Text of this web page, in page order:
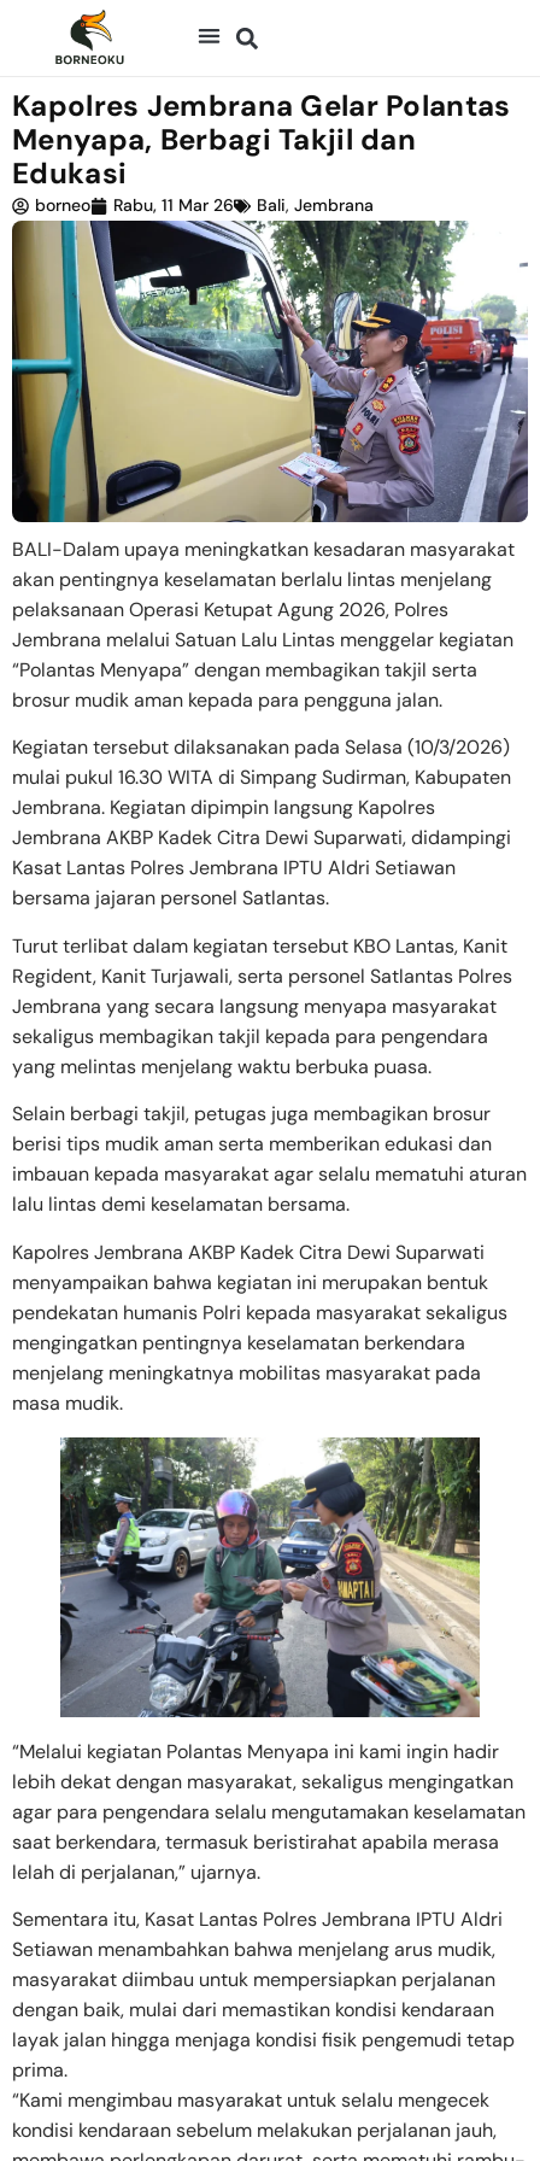
Kapolres Jembrana Gelar Polantas
Menyapa, Berbagi Takjil dan
Edukasi
borneo Rabu, 11 Mar 26 Bali, Jembrana
BALI-Dalam upaya meningkatkan kesadaran masyarakat
akan pentingnya keselamatan berlalu lintas menjelang
pelaksanaan Operasi Ketupat Agung 2026, Polres
Jembrana melalui Satuan Lalu Lintas menggelar kegiatan
“Polantas Menyapa” dengan membagikan takjil serta
brosur mudik aman kepada para pengguna jalan.
Kegiatan tersebut dilaksanakan pada Selasa (10/3/2026)
mulai pukul 16.30 WITA di Simpang Sudirman, Kabupaten
Jembrana. Kegiatan dipimpin langsung Kapolres
Jembrana AKBP Kadek Citra Dewi Suparwati, didampingi
Kasat Lantas Polres Jembrana IPTU Aldri Setiawan
bersama jajaran personel Satlantas.
Turut terlibat dalam kegiatan tersebut KBO Lantas, Kanit
Regident, Kanit Turjawali, serta personel Satlantas Polres
Jembrana yang secara langsung menyapa masyarakat
sekaligus membagikan takjil kepada para pengendara
yang melintas menjelang waktu berbuka puasa.
Selain berbagi takjil, petugas juga membagikan brosur
berisi tips mudik aman serta memberikan edukasi dan
imbauan kepada masyarakat agar selalu mematuhi aturan
lalu lintas demi keselamatan bersama.
Kapolres Jembrana AKBP Kadek Citra Dewi Suparwati
menyampaikan bahwa kegiatan ini merupakan bentuk
pendekatan humanis Polri kepada masyarakat sekaligus
mengingatkan pentingnya keselamatan berkendara
menjelang meningkatnya mobilitas masyarakat pada
masa mudik.
“Melalui kegiatan Polantas Menyapa ini kami ingin hadir
lebih dekat dengan masyarakat, sekaligus mengingatkan
agar para pengendara selalu mengutamakan keselamatan
saat berkendara, termasuk beristirahat apabila merasa
lelah di perjalanan,” ujarnya.
Sementara itu, Kasat Lantas Polres Jembrana IPTU Aldri
Setiawan menambahkan bahwa menjelang arus mudik,
masyarakat diimbau untuk mempersiapkan perjalanan
dengan baik, mulai dari memastikan kondisi kendaraan
layak jalan hingga menjaga kondisi fisik pengemudi tetap
prima.
“Kami mengimbau masyarakat untuk selalu mengecek
kondisi kendaraan sebelum melakukan perjalanan jauh,